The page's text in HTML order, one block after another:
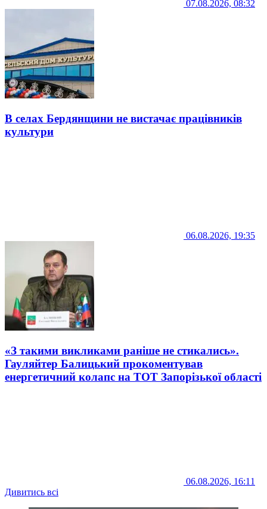
07.08.2026, 08:32
В селах Бердянщини не вистачає працівників
культури
06.08.2026, 19:35
«З такими викликами раніше не стикались».
Гауляйтер Балицький прокоментував
енергетичний колапс на ТОТ Запорізької області
06.08.2026, 16:11
Дивитись всі